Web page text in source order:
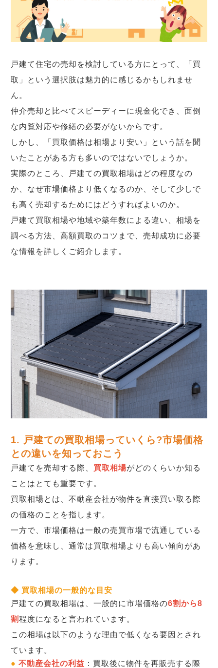
戸建て住宅の売却を検討している方にとって、「買
取」という選択肢は魅力的に感じるかもしれませ
ん。
仲介売却と比べてスピーディーに現金化でき、面倒
な内覧対応や修繕の必要がないからです。
しかし、「買取価格は相場より安い」という話を聞
いたことがある方も多いのではないでしょうか。
実際のところ、戸建ての買取相場はどの程度なの
か、なぜ市場価格より低くなるのか、そして少しで
も高く売却するためにはどうすればよいのか。
戸建て買取相場や地域や築年数による違い、相場を
調べる方法、高額買取のコツまで、売却成功に必要
な情報を詳しくご紹介します。
1. 戸建ての買取相場っていくら?市場価格
との違いを知っておこう
戸建てを売却する際、 買取相場がどのくらいか知る
ことはとても重要です。
買取相場とは、不動産会社が物件を直接買い取る際
の価格のことを指します。
一方で、市場価格は一般の売買市場で流通している
価格を意味し、通常は買取相場よりも高い傾向があ
ります。
◆ 買取相場の一般的な目安
戸建ての買取相場は、一般的に市場価格の6割から8
割程度になると言われています。
この相場は以下のような理由で低くなる要因とされ
ています。
● 不動産会社の利益 ：買取後に物件を再販売する際